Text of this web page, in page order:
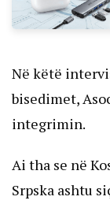
Në këtë
bisedimet,
integrimin.
Ai tha se në
Srpska ashtu